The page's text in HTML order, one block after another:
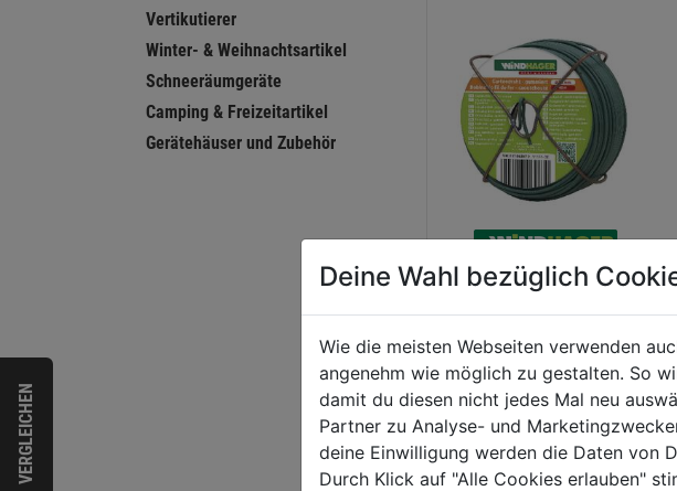
VERGLEICHEN
Vertikutierer
Winter- & Weihnachtsartikel
Schneeräumgeräte
Camping & Freizeitartikel
Gerätehäuser und Zubehör
Gartendraht 40m/
0.0
von
5
Sternen.
7,29€
Deine Wahl bezüglich
Wie die meisten Webseiten verwenden
angenehm wie möglich zu gestalten. So
damit du diesen nicht jedes Mal neu
Partner zu Analyse- und
deine Einwilligung werden die Daten von
Durch Klick auf "Alle Cookies erlauben"